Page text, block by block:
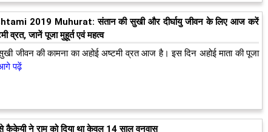
2019 Muhurat: संतान की सुखी और दीर्घायु जीवन के लिए आज करें
व्रत, जानें पूजा मुहूर्त एवं महत्व
जीवन की कामना का अहोई अष्टमी व्रत आज है। इ​स दिन अहोई माता की पूजा
पढ़ें
ने राम को दिया था केवल 14 साल वनवास